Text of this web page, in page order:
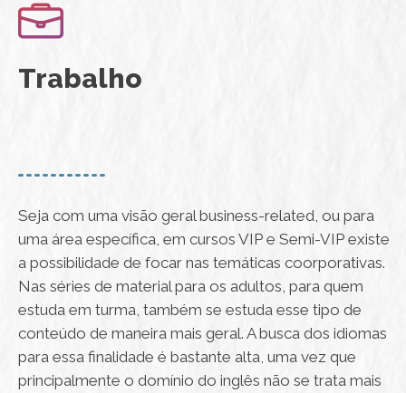
Trabalho
Seja com uma visão geral business-related, ou para
uma área específica, em cursos VIP e Semi-VIP existe
a possibilidade de focar nas temáticas coorporativas.
Nas séries de material para os adultos, para quem
estuda em turma, também se estuda esse tipo de
conteúdo de maneira mais geral. A busca dos idiomas
para essa finalidade é bastante alta, uma vez que
principalmente o domínio do inglês não se trata mais